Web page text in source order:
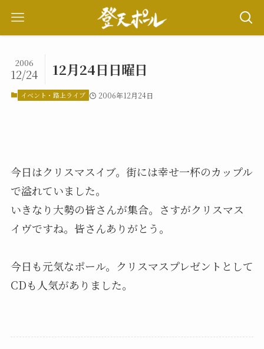
12月24日日曜日
2006
12/24
イベント・路上ライブ 2006年12月24日
今日はクリスマスイブ。街には幸せ一杯のカップル
で溢れていました。
いきなり大勢の皆さんが集合。さすがクリスマス
イヴですね。皆さんありがとう。
今日も元気なポール。クリスマスプレゼントとして
CDも人気がありました。